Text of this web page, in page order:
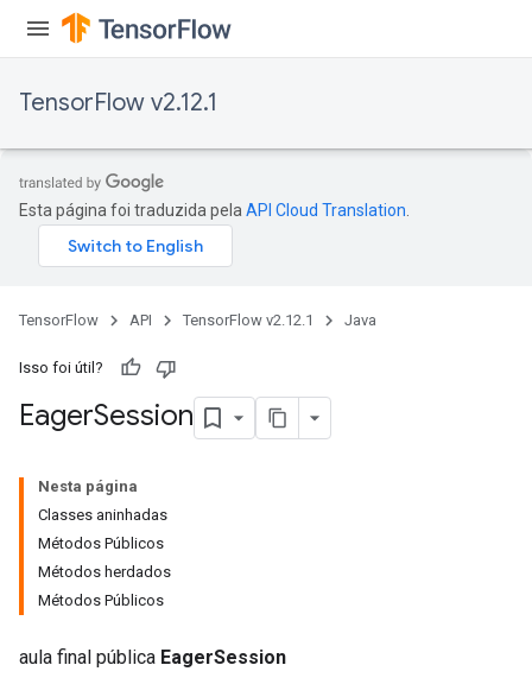
TensorFlow v2.12.1
Esta página foi traduzida pela API Cloud Translation
TensorFlow API TensorFlow v2.12.1 Java
Isso foi útil?
EagerSession
Nesta página
Classes aninhadas
Métodos Públicos
Métodos herdados
Métodos Públicos
aula final pública EagerSession